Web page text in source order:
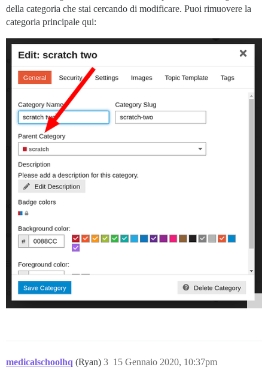
della categoria che stai cercando di modificare. Puoi rimuovere la
categoria principale qui:
medicalschoolhq (Ryan) 15 Gennaio 2020, 10:37pm
3